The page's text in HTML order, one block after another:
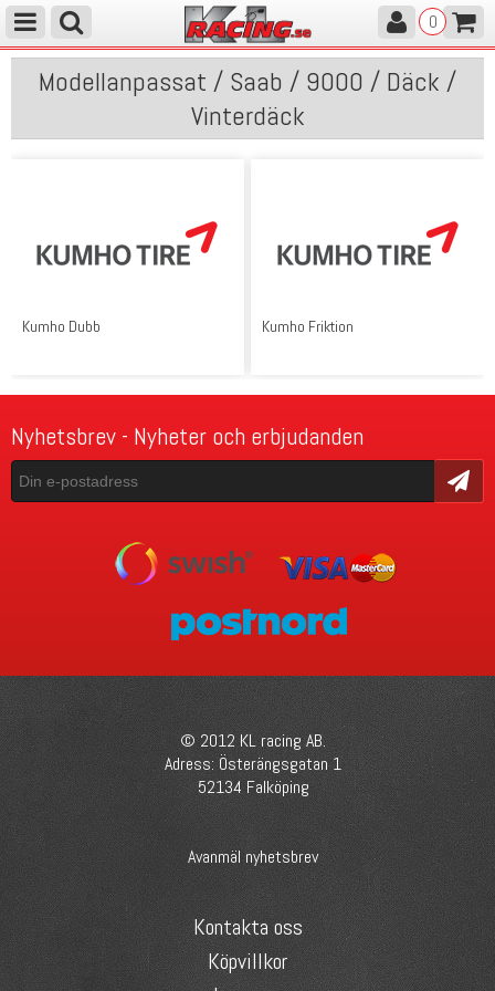
0
Modellanpassat / Saab / 9000 / Däck /
Vinterdäck
Kumho Dubb Kumho Friktion
Nyhetsbrev - Nyheter och erbjudanden
Skicka
© 2012 KL racing AB.
Adress: Österängsgatan 1
52134 Falköping
Avanmäl nyhetsbrev
Kontakta oss
Köpvillkor